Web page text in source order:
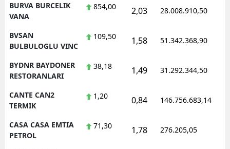
BURVA BURCELIK
VANA
854,00 2,03 28.008.910,50
BVSAN
BULBULOGLU VINC
109,50 1,58 51.342.368,90
BYDNR BAYDONER
RESTORANLARI
38,18 1,49 31.292.344,50
CANTE CAN2
TERMIK
1,20 0,84 146.756.683,14
CASA CASA EMTIA
PETROL
71,30 1,78 276.205,05